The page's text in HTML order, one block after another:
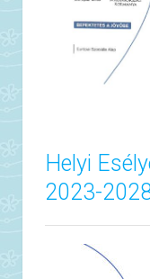
Helyi
2023-